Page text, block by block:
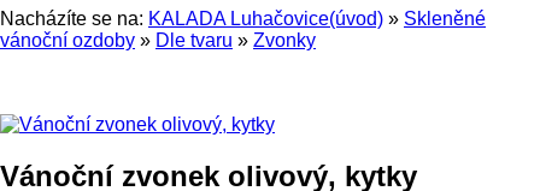
Nacházíte se na: KALADA Luhačovice(úvod) » Skleněné
vánoční ozdoby » Dle tvaru » Zvonky
Vánoční zvonek olivový, kytky